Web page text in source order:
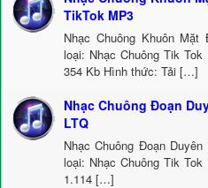
TikTok MP3
Nhạc Chuông Khuôn
loại: Nhạc Chuông Tik
354 Kb Hình thức: Tải […]
Nhạc Chuông Đoạn
LTQ
Nhạc Chuông Đoạn
loại: Nhạc Chuông Tik
1.114 […]